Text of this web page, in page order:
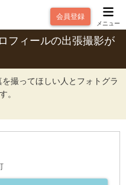
会員登録
メニュー
フィールの出張撮影が
撮ってほしい人とフォトグラ
。